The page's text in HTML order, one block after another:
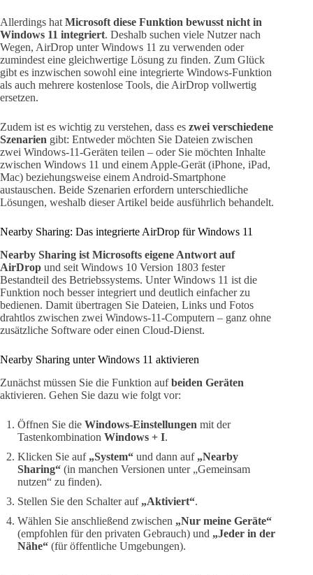
Allerdings hat Microsoft diese Funktion bewusst nicht in
Windows 11 integriert. Deshalb suchen viele Nutzer nach
Wegen, AirDrop unter Windows 11 zu verwenden oder
zumindest eine gleichwertige Lösung zu finden. Zum Glück
gibt es inzwischen sowohl eine integrierte Windows-Funktion
als auch mehrere kostenlose Tools, die AirDrop vollwertig
ersetzen.
Zudem ist es wichtig zu verstehen, dass es zwei verschiedene
Szenarien gibt: Entweder möchten Sie Dateien zwischen
zwei Windows-11-Geräten teilen – oder Sie möchten Inhalte
zwischen Windows 11 und einem Apple-Gerät (iPhone, iPad,
Mac) beziehungsweise einem Android-Smartphone
austauschen. Beide Szenarien erfordern unterschiedliche
Lösungen, weshalb dieser Artikel beide ausführlich behandelt.
Nearby Sharing: Das integrierte AirDrop für Windows 11
Nearby Sharing ist Microsofts eigene Antwort auf
AirDrop und seit Windows 10 Version 1803 fester
Bestandteil des Betriebssystems. Unter Windows 11 ist die
Funktion noch besser integriert und deutlich einfacher zu
bedienen. Damit übertragen Sie Dateien, Links und Fotos
drahtlos zwischen zwei Windows-11-Computern – ganz ohne
zusätzliche Software oder einen Cloud-Dienst.
Nearby Sharing unter Windows 11 aktivieren
Zunächst müssen Sie die Funktion aufbeiden Geräten
aktivieren. Gehen Sie dazu wie folgt vor:
Öffnen Sie die Windows-Einstellungen mit der
Tastenkombination Windows + I.
Klicken Sie auf „System“ und dann auf „Nearby
Sharing“ (in manchen Versionen unter „Gemeinsam
nutzen“ zu finden).
Stellen Sie den Schalter auf „Aktiviert“.
Wählen Sie anschließend zwischen „Nur meine Geräte“
(empfohlen für den privaten Gebrauch) und „Jeder in der
Nähe“ (für öffentliche Umgebungen).